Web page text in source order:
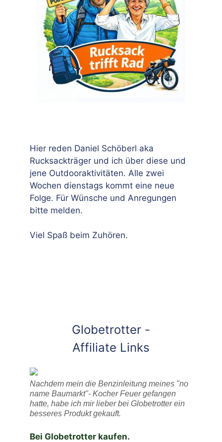
Hier reden Daniel Schöberl aka
Rucksackträger und ich über diese und
jene Outdooraktivitäten. Alle zwei
Wochen dienstags kommt eine neue
Folge. Für Wünsche und Anregungen
bitte melden.
Viel Spaß beim Zuhören.
Globetrotter -
Affiliate Links
Nachdem mein die Benzinleitung meines "no
name Baumarkt"- Kocher Feuer gefangen
hatte, habe ich mir lieber bei Globetrotter ein
besseres Produkt gekauft.
Bei Globetrotter kaufen.